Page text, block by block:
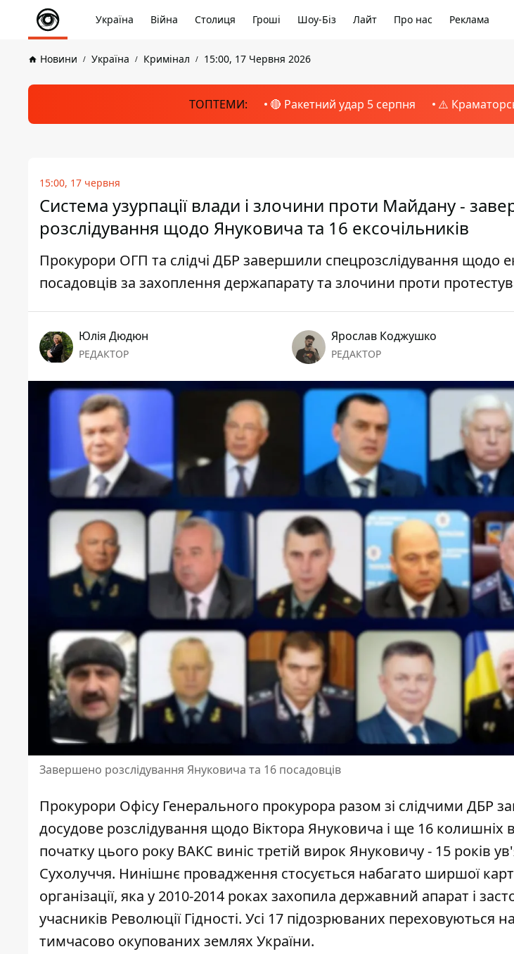
Україна Війна Столиця Гроші Шоу-Біз Лайт Про нас Реклама
Новини Україна Кримінал 15:00, 17 Червня 2026
ТОПТЕМИ: 🔴 Ракетний удар 5 серпня ⚠️
15:00, 17 червня
Система узурпації влади і злочини проти Майдану -
розслідування щодо Януковича та 16 ексочільників
Прокурори ОГП та слідчі ДБР завершили спецрозслідування щодо
посадовців за захоплення держапарату та злочини проти
Юлія Дюдюн
РЕДАКТОР
Ярослав Коджушко
РЕДАКТОР
Завершено розслідування Януковича та 16 посадовців
Прокурори Офісу Генерального прокурора разом зі слідчими ДБР
досудове розслідування щодо Віктора Януковича і ще 16 колишніх
початку цього року ВАКС виніс третій вирок Януковичу- 15 років
Сухолуччя. Нинішнє провадження стосується набагато ширшої
організації, яка у 2010-2014 роках захопила державний апарат і
учасників Революції Гідності. Усі 17 підозрюваних переховуються на
тимчасово окупованих землях України.